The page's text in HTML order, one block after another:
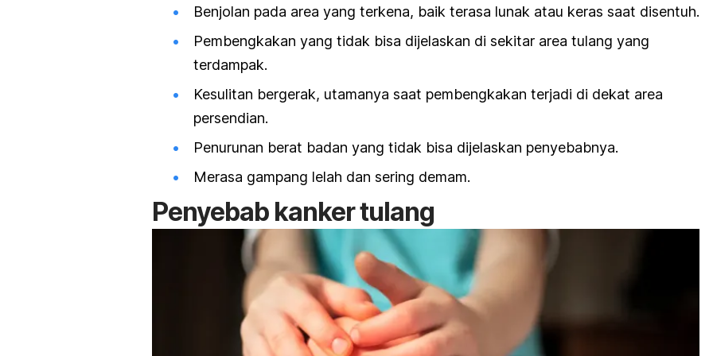
Benjolan pada area yang terkena, baik terasa lunak atau keras saat disentuh.
Pembengkakan yang tidak bisa dijelaskan di sekitar area tulang yang
terdampak.
Kesulitan bergerak, utamanya saat pembengkakan terjadi di dekat area
persendian.
Penurunan berat badan yang tidak bisa dijelaskan penyebabnya.
Merasa gampang lelah dan sering demam.
Penyebab kanker tulang